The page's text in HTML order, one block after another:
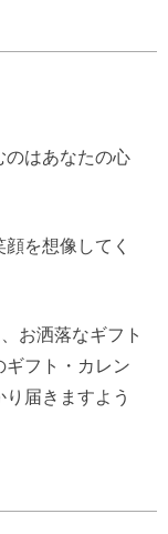
のはあなたの心
を想像してく
お洒落なギフト
ギフト・カレン
届きますよう